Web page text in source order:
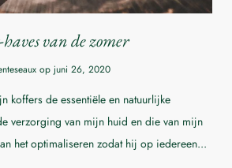
van de zomer
op juni 26, 2020
koffers de essentiële en natuurlijke
verzorging van mijn huid en die van mijn
het optimaliseren zodat hij op iedereen...